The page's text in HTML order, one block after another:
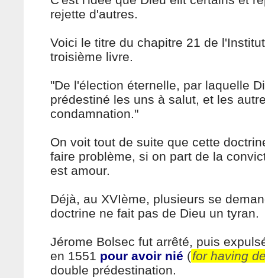
rejette d'autres.
Voici le titre du chapitre 21 de
troisième livre.
"De l'élection éternelle, par laquelle
prédestiné les uns à salut, et les
condamnation."
On voit tout de suite que cette
faire problème, si on part de la
est amour.
Déjà, au XVIème, plusieurs se
doctrine ne fait pas de Dieu un tyran.
Jérome Bolsec fut arrêté, puis
en 1551 pour avoir nié (for having
double prédestination.